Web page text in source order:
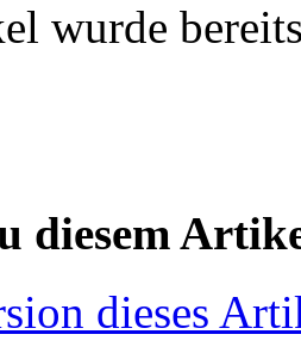
wurde
diesem
dieses